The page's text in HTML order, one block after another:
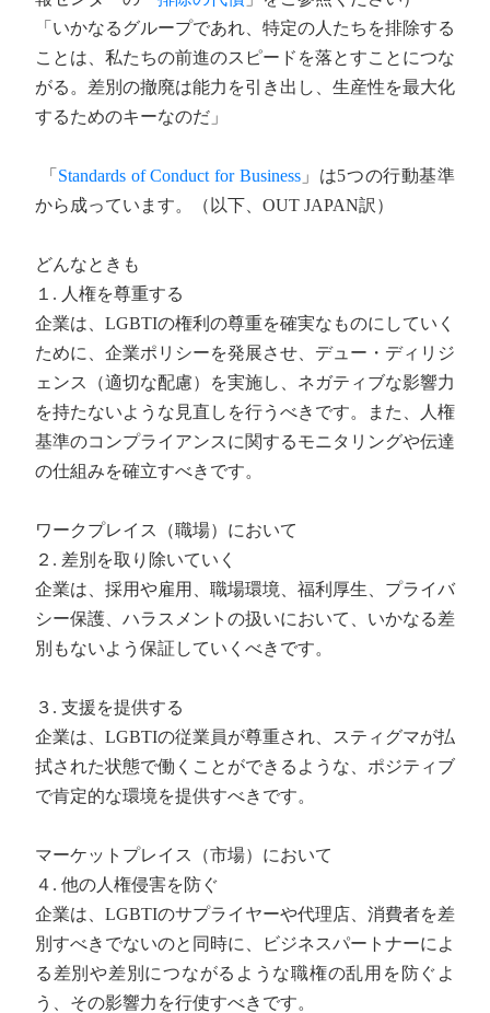
「いかなるグループであれ、特定の人たちを排除する
ことは、私たちの前進のスピードを落とすことにつな
がる。差別の撤廃は能力を引き出し、生産性を最大化
するためのキーなのだ」
「 Standards of Conduct for Business」は5つの行動基準
から成っています。（以下、OUT JAPAN訳）
どんなときも
１. 人権を尊重する
企業は、LGBTIの権利の尊重を確実なものにしていく
ために、企業ポリシーを発展させ、デュー・ディリジ
ェンス（適切な配慮）を実施し、ネガティブな影響力
を持たないような見直しを行うべきです。また、人権
基準のコンプライアンスに関するモニタリングや伝達
の仕組みを確立すべきです。
ワークプレイス（職場）において
２. 差別を取り除いていく
企業は、採用や雇用、職場環境、福利厚生、プライバ
シー保護、ハラスメントの扱いにおいて、いかなる差
別もないよう保証していくべきです。
３. 支援を提供する
企業は、LGBTIの従業員が尊重され、スティグマが払
拭された状態で働くことができるような、ポジティブ
で肯定的な環境を提供すべきです。
マーケットプレイス（市場）において
４. 他の人権侵害を防ぐ
企業は、LGBTIのサプライヤーや代理店、消費者を差
別すべきでないのと同時に、ビジネスパートナーによ
る差別や差別につながるような職権の乱用を防ぐよ
う、その影響力を行使すべきです。